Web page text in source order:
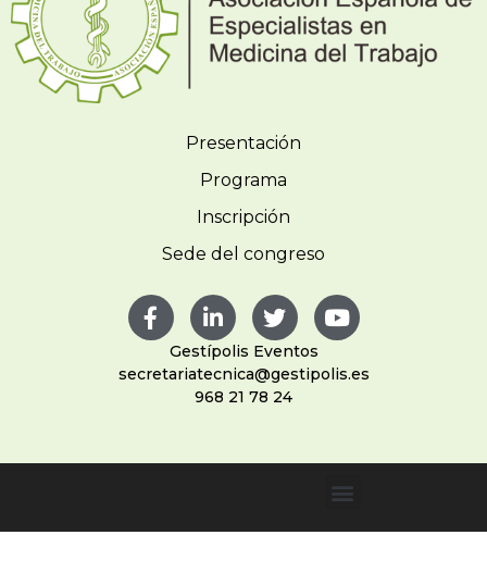
Presentación
Programa
Inscripción
Sede del congreso
Gestípolis Eventos
secretariatecnica@gestipolis.es
968 21 78 24